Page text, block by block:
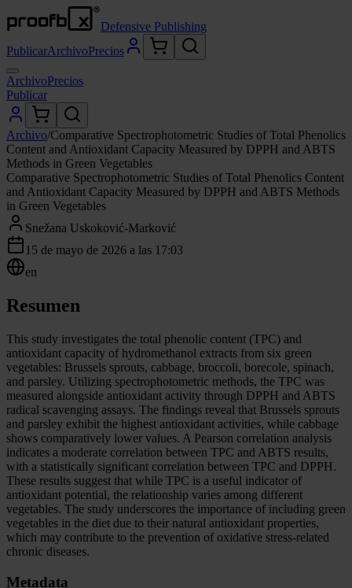
Defensive Publishing
PublicarArchivoPrecios
ArchivoPrecios
Publicar
Archivo/Comparative Spectrophotometric Studies of Total Phenolics
Content and Antioxidant Capacity Measured by DPPH and ABTS
Methods in Green Vegetables
Comparative Spectrophotometric Studies of Total Phenolics Content
and Antioxidant Capacity Measured by DPPH and ABTS Methods
in Green Vegetables
Snežana Uskoković-Marković
15 de mayo de 2026 a las 17:03
en
Resumen
This study investigates the total phenolic content (TPC) and
antioxidant capacity of hydromethanol extracts from six green
vegetables: Brussels sprouts, cabbage, broccoli, borecole, spinach,
and parsley. Utilizing spectrophotometric methods, the TPC was
measured alongside antioxidant activity through DPPH and ABTS
radical scavenging assays. The findings reveal that Brussels sprouts
and parsley exhibit the highest antioxidant activities, while cabbage
shows comparatively lower values. A Pearson correlation analysis
indicates a moderate correlation between TPC and ABTS results,
with a statistically significant correlation between TPC and DPPH.
These results suggest that while TPC is a useful indicator of
antioxidant potential, the relationship varies among different
vegetables. The study underscores the importance of including green
vegetables in the diet due to their natural antioxidant properties,
which may contribute to the prevention of oxidative stress-related
chronic diseases.
Metadata